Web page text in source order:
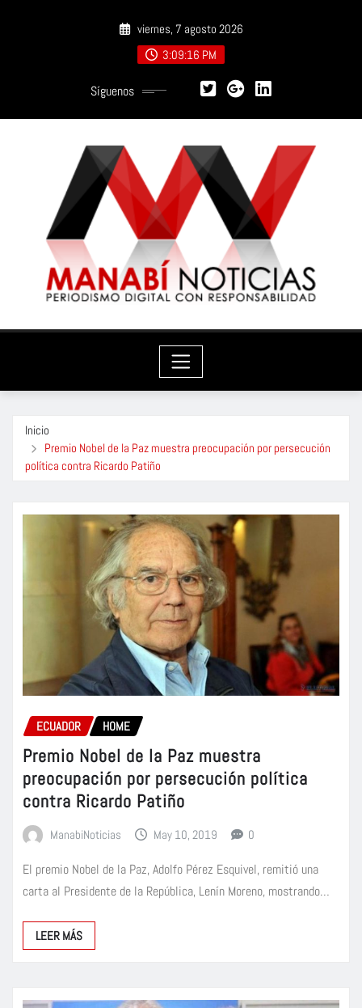
viernes, 7 agosto 2026
3:09:17 PM
Síguenos
Inicio
Premio Nobel de la Paz muestra preocupación por persecución
política contra Ricardo Patiño
ECUADOR HOME
Premio Nobel de la Paz muestra
preocupación por persecución política
contra Ricardo Patiño
ManabiNoticias May 10, 2019 0
El premio Nobel de la Paz, Adolfo Pérez Esquivel, remitió una
carta al Presidente de la República, Lenín Moreno, mostrando…
LEER MÁS